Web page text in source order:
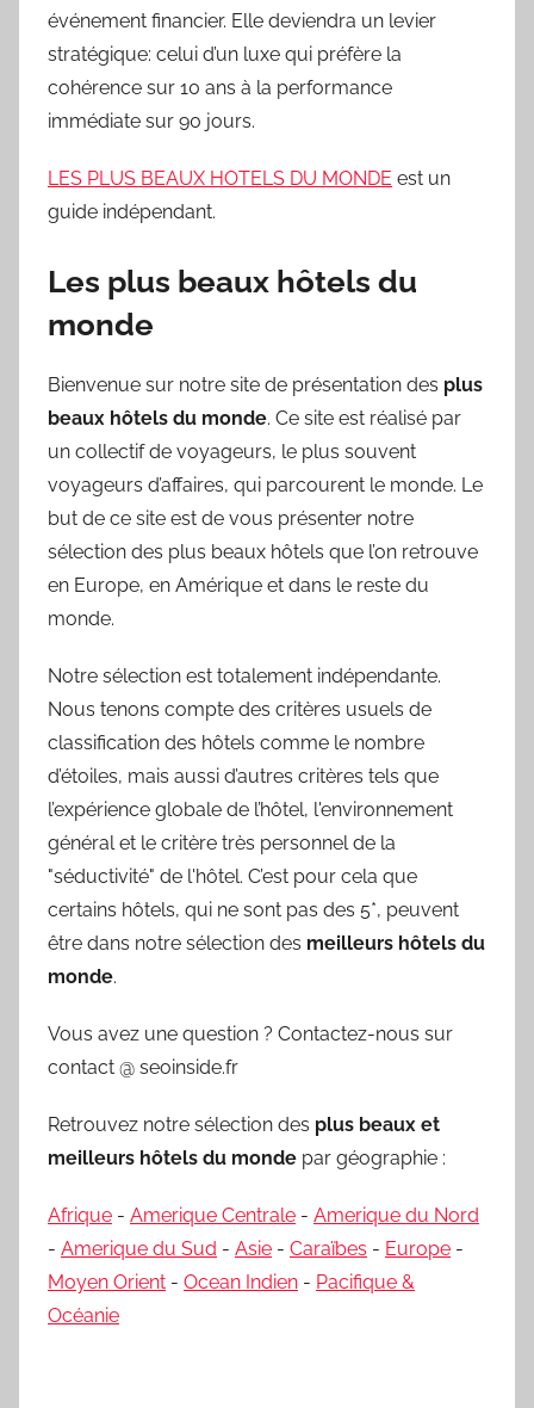
événement financier. Elle deviendra un levier
stratégique: celui d’un luxe qui préfère la
cohérence sur 10 ans à la performance
immédiate sur 90 jours.
LES PLUS BEAUX HOTELS DU MONDE est un
guide indépendant.
Les plus beaux hôtels du
monde
Bienvenue sur notre site de présentation des plus
beaux hôtels du monde. Ce site est réalisé par
un collectif de voyageurs, le plus souvent
voyageurs d’affaires, qui parcourent le monde. Le
but de ce site est de vous présenter notre
sélection des plus beaux hôtels que l’on retrouve
en Europe, en Amérique et dans le reste du
monde.
Notre sélection est totalement indépendante.
Nous tenons compte des critères usuels de
classification des hôtels comme le nombre
d’étoiles, mais aussi d’autres critères tels que
l’expérience globale de l’hôtel, l'environnement
général et le critère très personnel de la
"séductivité" de l'hôtel. C’est pour cela que
certains hôtels, qui ne sont pas des 5*, peuvent
être dans notre sélection des meilleurs hôtels du
monde.
Vous avez une question ? Contactez-nous sur
contact @ seoinside.fr
Retrouvez notre sélection des plus beaux et
meilleurs hôtels du monde par géographie :
Afrique - Amerique Centrale - Amerique du Nord
- Amerique du Sud - Asie - Caraïbes - Europe -
Moyen Orient - Ocean Indien - Pacifique &
Océanie